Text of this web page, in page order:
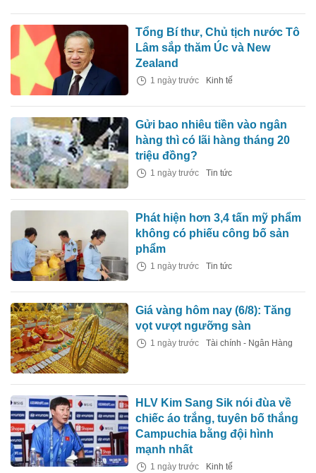
Tổng Bí thư, Chủ tịch nước Tô
Lâm sắp thăm Úc và New
Zealand
1 ngày trước Kinh tế
Gửi bao nhiêu tiền vào ngân
hàng thì có lãi hàng tháng 20
triệu đồng?
1 ngày trước Tin tức
Phát hiện hơn 3,4 tấn mỹ phẩm
không có phiếu công bố sản
phẩm
1 ngày trước Tin tức
Giá vàng hôm nay (6/8): Tăng
vọt vượt ngưỡng sàn
1 ngày trước Tài chính - Ngân Hàng
HLV Kim Sang Sik nói đùa về
chiếc áo trắng, tuyên bố thắng
Campuchia bằng đội hình
mạnh nhất
1 ngày trước Kinh tế